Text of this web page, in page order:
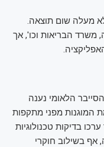
לא מעלה שום תוצאה.
משרד הבריאות וכו', אך
הלאומי נענה
המוגנות מפני מתקפות
בדיקות טכנולוגיות
אף בשילוב חוקרי